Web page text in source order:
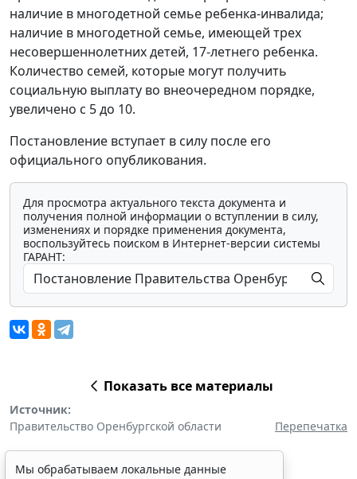
наличие в многодетной семье ребенка-инвалида;
наличие в многодетной семье, имеющей трех
несовершеннолетних детей, 17-летнего ребенка.
Количество семей, которые могут получить
социальную выплату во внеочередном порядке,
увеличено с 5 до 10.
Постановление вступает в силу после его
официального опубликования.
Для просмотра актуального текста документа и
получения полной информации о вступлении в силу,
изменениях и порядке применения документа,
воспользуйтесь поиском в Интернет-версии системы
ГАРАНТ:
Показать все материалы
Источник:
Правительство Оренбургской области
Перепечатка
Мы обрабатываем локальные данные